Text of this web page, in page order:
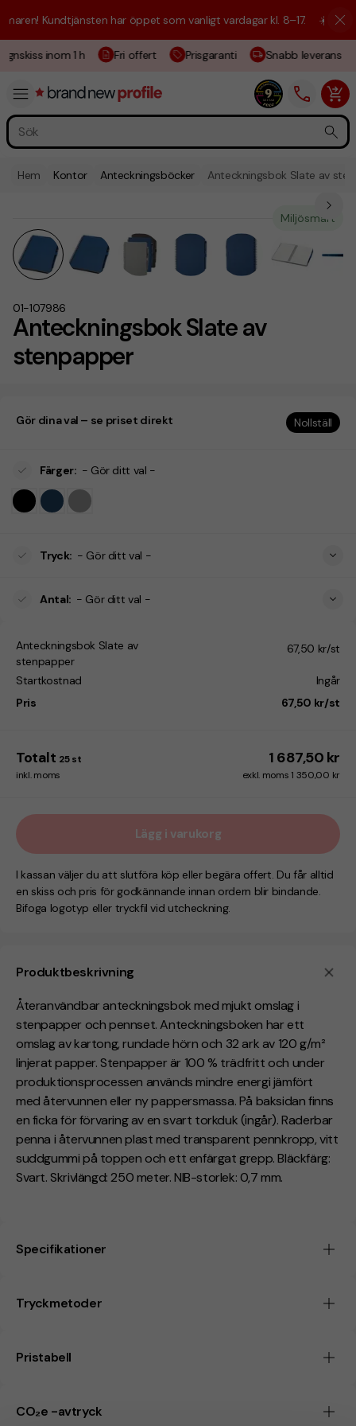
Kundtjänsten har öppet som vanligt vardagar kl. 8–17. ☀️ Vi är
inom 1 h Fri offert Prisgaranti Snabb leverans
Hem Kontor Anteckningsböcker Anteckningsbok Slate av
Anteckningsbok Slate av
stenpapper
01-107986
Miljösmart
Produktbeskrivning
Återanvändbar anteckningsbok med mjukt omslag i
stenpapper och pennset. Anteckningsboken har ett
omslag av kartong, rundade hörn och 32 ark av 120 g/m²
linjerat papper. Stenpapper är 100 % trädfritt och under
produktionsprocessen används mindre energi jämfört
med återvunnen eller ny pappersmassa. På baksidan finns
en ficka för förvaring av en svart torkduk (ingår). Raderbar
penna i återvunnen plast med transparent pennkropp, vitt
suddgummi på toppen och ett enfärgat grepp. Bläckfärg:
Svart. Skrivlängd: 250 meter. NIB-storlek: 0,7 mm.
Specifikationer
Tryckmetoder
Pristabell
CO₂e -avtryck
Gör dina val – se priset direkt Nollställ
Färger: - Gör ditt val -
Tryck: - Gör ditt val -
Antal: - Gör ditt val -
Anteckningsbok Slate av
stenpapper
67,50 kr/st
Startkostnad
Ingår
Pris
67,50 kr/st
Totalt 25 st 1 687,50 kr
inkl. moms exkl. moms 1 350,00 kr
Lägg i varukorg
I kassan väljer du att slutföra köp eller begära offert. Du får alltid
en skiss och pris för godkännande innan ordern blir bindande.
Bifoga logotyp eller tryckfil vid utcheckning.